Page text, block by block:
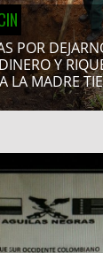
POR
Y
LA MADRE